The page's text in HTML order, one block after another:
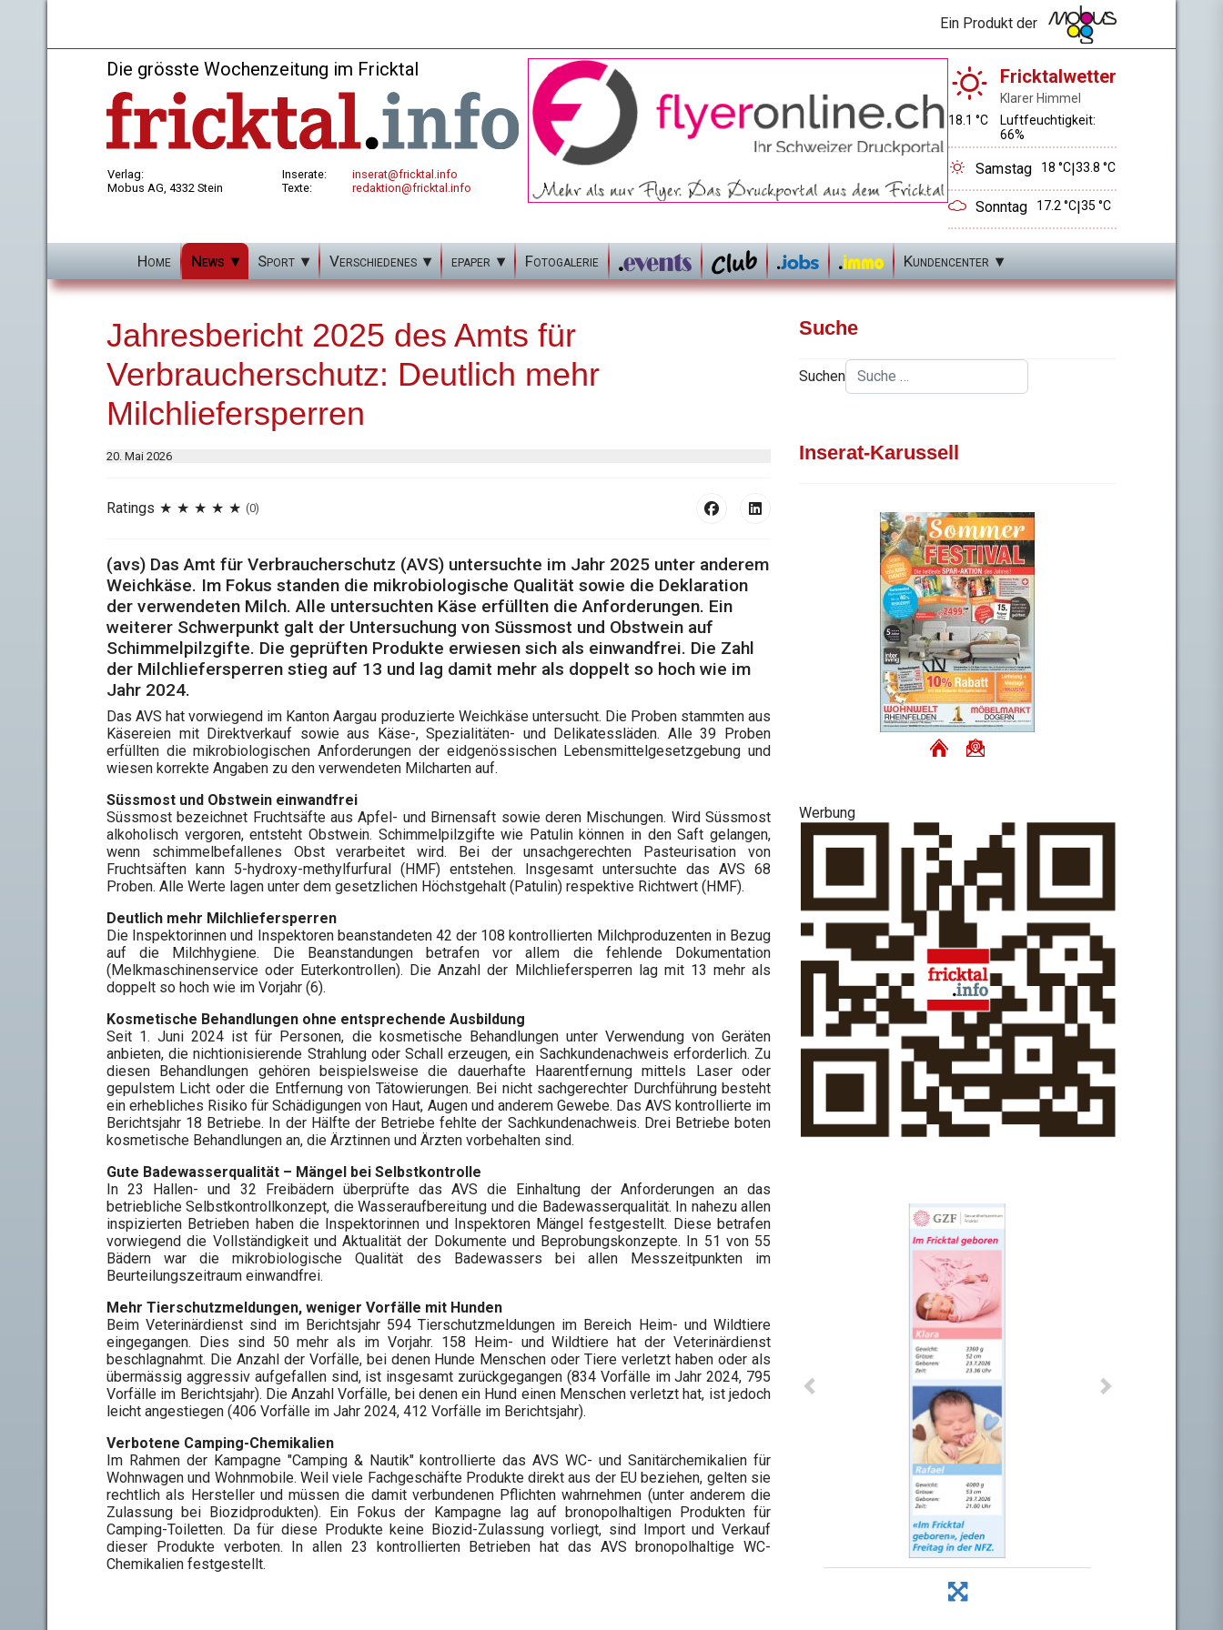
Ein Produkt der
Die grösste Wochenzeitung im Fricktal
Verlag:
Mobus AG, 4332 Stein
Inserate:
Texte:
inserat@fricktal.info
redaktion@fricktal.info
Fricktalwetter
Klarer Himmel
18.1 °C
Luftfeuchtigkeit:
66%
Samstag 18 °C|33.8 °C
Sonntag 17.2 °C|35 °C
Home News Sport Verschiedenes epaper Fotogalerie Kundencenter
Jahresbericht 2025 des Amts für
Verbraucherschutz: Deutlich mehr
Milchliefersperren
20. Mai 2026
Ratings (0)
(avs) Das Amt für Verbraucherschutz (AVS) untersuchte im Jahr 2025 unter anderem
Weichkäse. Im Fokus standen die mikrobiologische Qualität sowie die Deklaration
der verwendeten Milch. Alle untersuchten Käse erfüllten die Anforderungen. Ein
weiterer Schwerpunkt galt der Untersuchung von Süssmost und Obstwein auf
Schimmelpilzgifte. Die geprüften Produkte erwiesen sich als einwandfrei. Die Zahl
der Milchliefersperren stieg auf 13 und lag damit mehr als doppelt so hoch wie im
Jahr 2024.
Das AVS hat vorwiegend im Kanton Aargau produzierte Weichkäse untersucht. Die Proben stammten aus
Käsereien mit Direktverkauf sowie aus Käse-, Spezialitäten- und Delikatessläden. Alle 39 Proben
erfüllten die mikrobiologischen Anforderungen der eidgenössischen Lebensmittelgesetzgebung und
wiesen korrekte Angaben zu den verwendeten Milcharten auf.
Süssmost und Obstwein einwandfrei
Süssmost bezeichnet Fruchtsäfte aus Apfel- und Birnensaft sowie deren Mischungen. Wird Süssmost
alkoholisch vergoren, entsteht Obstwein. Schimmelpilzgifte wie Patulin können in den Saft gelangen,
wenn schimmelbefallenes Obst verarbeitet wird. Bei der unsachgerechten Pasteurisation von
Fruchtsäften kann 5-hydroxy-methylfurfural (HMF) entstehen. Insgesamt untersuchte das AVS 68
Proben. Alle Werte lagen unter dem gesetzlichen Höchstgehalt (Patulin) respektive Richtwert (HMF).
Deutlich mehr Milchliefersperren
Die Inspektorinnen und Inspektoren beanstandeten 42 der 108 kontrollierten Milchproduzenten in Bezug
auf die Milchhygiene. Die Beanstandungen betrafen vor allem die fehlende Dokumentation
(Melkmaschinenservice oder Euterkontrollen). Die Anzahl der Milchliefersperren lag mit 13 mehr als
doppelt so hoch wie im Vorjahr (6).
Kosmetische Behandlungen ohne entsprechende Ausbildung
Seit 1. Juni 2024 ist für Personen, die kosmetische Behandlungen unter Verwendung von Geräten
anbieten, die nichtionisierende Strahlung oder Schall erzeugen, ein Sachkundenachweis erforderlich. Zu
diesen Behandlungen gehören beispielsweise die dauerhafte Haarentfernung mittels Laser oder
gepulstem Licht oder die Entfernung von Tätowierungen. Bei nicht sachgerechter Durchführung besteht
ein erhebliches Risiko für Schädigungen von Haut, Augen und anderem Gewebe. Das AVS kontrollierte im
Berichtsjahr 18 Betriebe. In der Hälfte der Betriebe fehlte der Sachkundenachweis. Drei Betriebe boten
kosmetische Behandlungen an, die Ärztinnen und Ärzten vorbehalten sind.
Gute Badewasserqualität – Mängel bei Selbstkontrolle
In 23 Hallen- und 32 Freibädern überprüfte das AVS die Einhaltung der Anforderungen an das
betriebliche Selbstkontrollkonzept, die Wasseraufbereitung und die Badewasserqualität. In nahezu allen
inspizierten Betrieben haben die Inspektorinnen und Inspektoren Mängel festgestellt. Diese betrafen
vorwiegend die Vollständigkeit und Aktualität der Dokumente und Beprobungskonzepte. In 51 von 55
Bädern war die mikrobiologische Qualität des Badewassers bei allen Messzeitpunkten im
Beurteilungszeitraum einwandfrei.
Mehr Tierschutzmeldungen, weniger Vorfälle mit Hunden
Beim Veterinärdienst sind im Berichtsjahr 594 Tierschutzmeldungen im Bereich Heim- und Wildtiere
eingegangen. Dies sind 50 mehr als im Vorjahr. 158 Heim- und Wildtiere hat der Veterinärdienst
beschlagnahmt. Die Anzahl der Vorfälle, bei denen Hunde Menschen oder Tiere verletzt haben oder als
übermässig aggressiv aufgefallen sind, ist insgesamt zurückgegangen (834 Vorfälle im Jahr 2024, 795
Vorfälle im Berichtsjahr). Die Anzahl Vorfälle, bei denen ein Hund einen Menschen verletzt hat, ist jedoch
leicht angestiegen (406 Vorfälle im Jahr 2024, 412 Vorfälle im Berichtsjahr).
Verbotene Camping-Chemikalien
Im Rahmen der Kampagne "Camping & Nautik" kontrollierte das AVS WC- und Sanitärchemikalien für
Wohnwagen und Wohnmobile. Weil viele Fachgeschäfte Produkte direkt aus der EU beziehen, gelten sie
rechtlich als Hersteller und müssen die damit verbundenen Pflichten wahrnehmen (unter anderem die
Zulassung bei Biozidprodukten). Ein Fokus der Kampagne lag auf bronopolhaltigen Produkten für
Camping-Toiletten. Da für diese Produkte keine Biozid-Zulassung vorliegt, sind Import und Verkauf
dieser Produkte verboten. In allen 23 kontrollierten Betrieben hat das AVS bronopolhaltige WC-
Chemikalien festgestellt.
Suche
Suchen
Inserat-Karussell
Werbung